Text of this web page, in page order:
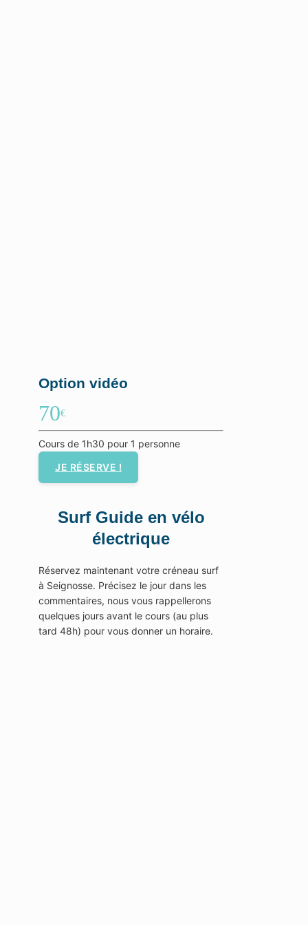
Option vidéo
70€
Cours de 1h30 pour 1 personne
JE RÉSERVE !
Surf Guide en vélo
électrique
Réservez maintenant votre créneau surf
à Seignosse. Précisez le jour dans les
commentaires, nous vous rappellerons
quelques jours avant le cours (au plus
tard 48h) pour vous donner un horaire.